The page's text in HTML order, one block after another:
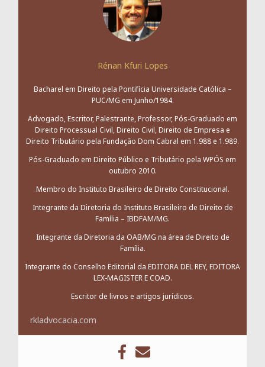
Rénan Kfuri Lopes
Bacharel em Direito pela Pontifícia Universidade Católica –
PUC/MG em Junho/1984.
Advogado, Escritor, Palestrante, Professor, Pós-Graduado em
Direito Processual Civil, Direito Civil, Direito de Empresa e
Direito Tributário pela Fundação Dom Cabral em 1.988 e 1.989.
Pós-Graduado em Direito Público e Tributário pela WPÓS em
outubro 2010.
Membro do Instituto Brasileiro de Direito Constitucional.
Integrante da Diretoria do Instituto Brasileiro de Direito de
Família – IBDFAM/MG.
Integrante da Diretoria da OAB/MG na área de Direito de
Família.
Integrante do Conselho Editorial da EDITORA DEL REY, EDITORA
LEX-MAGISTER E COAD.
Escritor de livros e artigos jurídicos.
rkladvocacia.com